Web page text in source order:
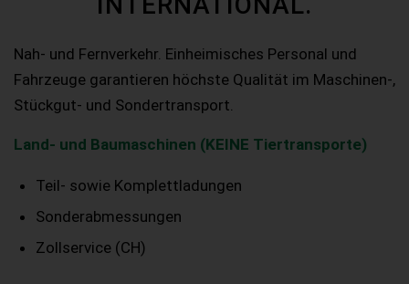
Nah- und Fernverkehr. Einheimisches Personal und
Fahrzeuge garantieren höchste Qualität im Maschinen-,
Stückgut- und Sondertransport.
Land- und Baumaschinen (KEINE Tiertransporte)
Teil- sowie Komplettladungen
Sonderabmessungen
Zollservice (CH)